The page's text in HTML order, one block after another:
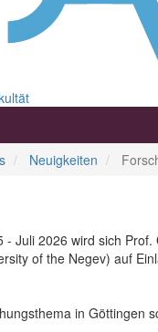
Neuigkeiten
- Juli 2026 wird sich Prof.
of the Negev) auf
in Göttingen